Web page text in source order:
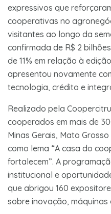
expressivos que
cooperativas no
visitantes ao longo da
confirmada de R$ 2
de 11% em relação à
apresentou novamente
tecnologia, crédito e
Realizado pela
cooperados em mais de
Minas Gerais, Mato
como lema “A casa do
fortalecem”. A
institucional e
que abrigou 160
sobre inovação, máquinas